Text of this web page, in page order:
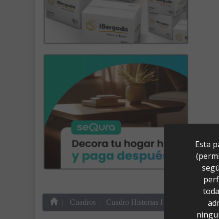
Cuadros Cuadro Historias I (110x80)
Esta